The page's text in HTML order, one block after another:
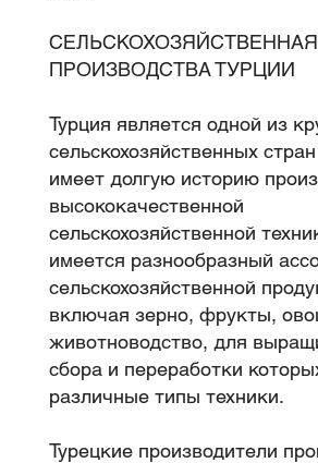
ПРОИЗВОДСТВА ТУРЦИИ
Турция является одной из
сельскохозяйственных
имеет долгую историю
высококачественной
сельскохозяйственной
имеется разнообразный
сельскохозяйственной
включая зерно, фрукты,
животноводство, для
сбора и переработки
различные типы техники.
Турецкие производители